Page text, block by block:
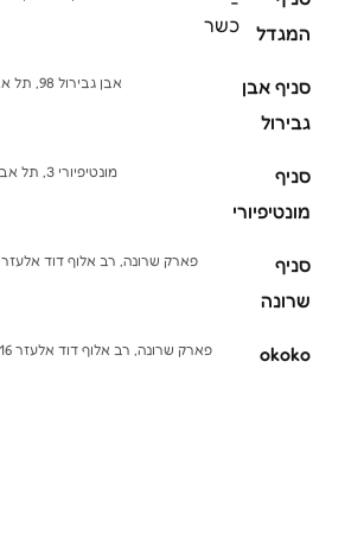
המגדל
כשר
סניף אבן
גבירול
אבן גבירול 98, תל אביב
סניף
מונטיפיורי
מונטיפיורי 3, תל אביב
סניף
שרונה
פארק שרונה, רב אלוף דוד אלעזר 17, תל אביב
okoko פארק שרונה, רב אלוף דוד אלעזר 16, תל אביב